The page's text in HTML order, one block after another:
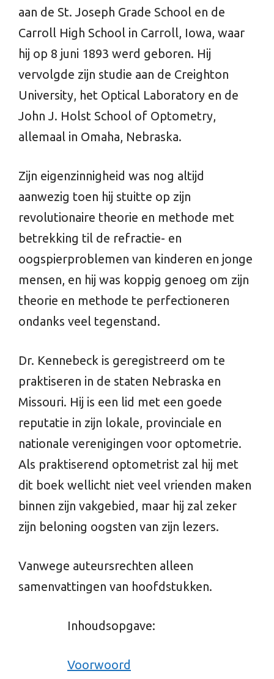
aan de St. Joseph Grade School en de
Carroll High School in Carroll, Iowa, waar
hij op 8 juni 1893 werd geboren. Hij
vervolgde zijn studie aan de Creighton
University, het Optical Laboratory en de
John J. Holst School of Optometry,
allemaal in Omaha, Nebraska.
Zijn eigenzinnigheid was nog altijd
aanwezig toen hij stuitte op zijn
revolutionaire theorie en methode met
betrekking til de refractie- en
oogspierproblemen van kinderen en jonge
mensen, en hij was koppig genoeg om zijn
theorie en methode te perfectioneren
ondanks veel tegenstand.
Dr. Kennebeck is geregistreerd om te
praktiseren in de staten Nebraska en
Missouri. Hij is een lid met een goede
reputatie in zijn lokale, provinciale en
nationale verenigingen voor optometrie.
Als praktiserend optometrist zal hij met
dit boek wellicht niet veel vrienden maken
binnen zijn vakgebied, maar hij zal zeker
zijn beloning oogsten van zijn lezers.
Vanwege auteursrechten alleen
samenvattingen van hoofdstukken.
Inhoudsopgave:
Voorwoord